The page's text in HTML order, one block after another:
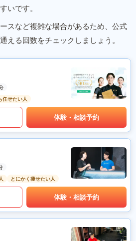
いです。
スなど複雑な場合があるため、公式
える回数をチェックしましょう。
任せたい人
体験・相談予約
とにかく痩せたい人
体験・相談予約